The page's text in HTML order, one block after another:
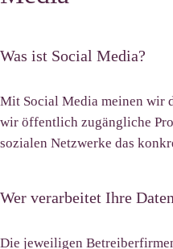
Was ist Social Media?
Mit Social Media meinen wir
wir öffentlich zugängliche
sozialen Netzwerke das
Wer verarbeitet Ihre
Die jeweiligen